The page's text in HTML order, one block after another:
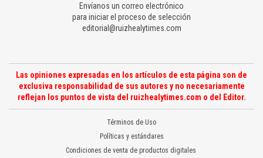
Envíanos un correo electrónico
para iniciar el proceso de selección
editorial@ruizhealytimes.com
Las opiniones expresadas en los artículos de esta página son de
exclusiva responsabilidad de sus autores y no necesariamente
reflejan los puntos de vista del ruizhealytimes.com o del Editor.
Términos de Uso
Políticas y estándares
Condiciones de venta de productos digitales